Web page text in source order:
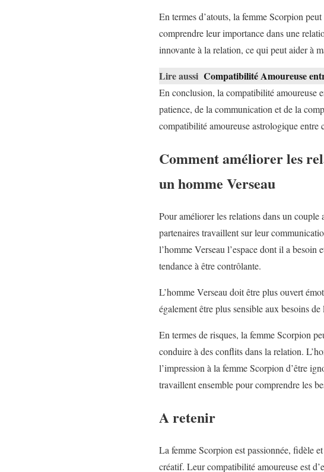
En termes d’atouts, la femme Scorpion
comprendre leur importance dans une
innovante à la relation, ce qui peut aider à
Lire aussi Compatibilité Amoureuse
En conclusion, la compatibilité amoureuse
patience, de la communication et de la
compatibilité amoureuse astrologique entre
Comment améliorer les
un homme Verseau
Pour améliorer les relations dans un
partenaires travaillent sur leur
l’homme Verseau l’espace dont il a besoin
tendance à être contrôlante.
L’homme Verseau doit être plus ouvert
également être plus sensible aux besoins
En termes de risques, la femme Scorpion
conduire à des conflits dans la relation.
l’impression à la femme Scorpion d’être
travaillent ensemble pour comprendre les
A retenir
La femme Scorpion est passionnée, fidèle
créatif. Leur compatibilité amoureuse est